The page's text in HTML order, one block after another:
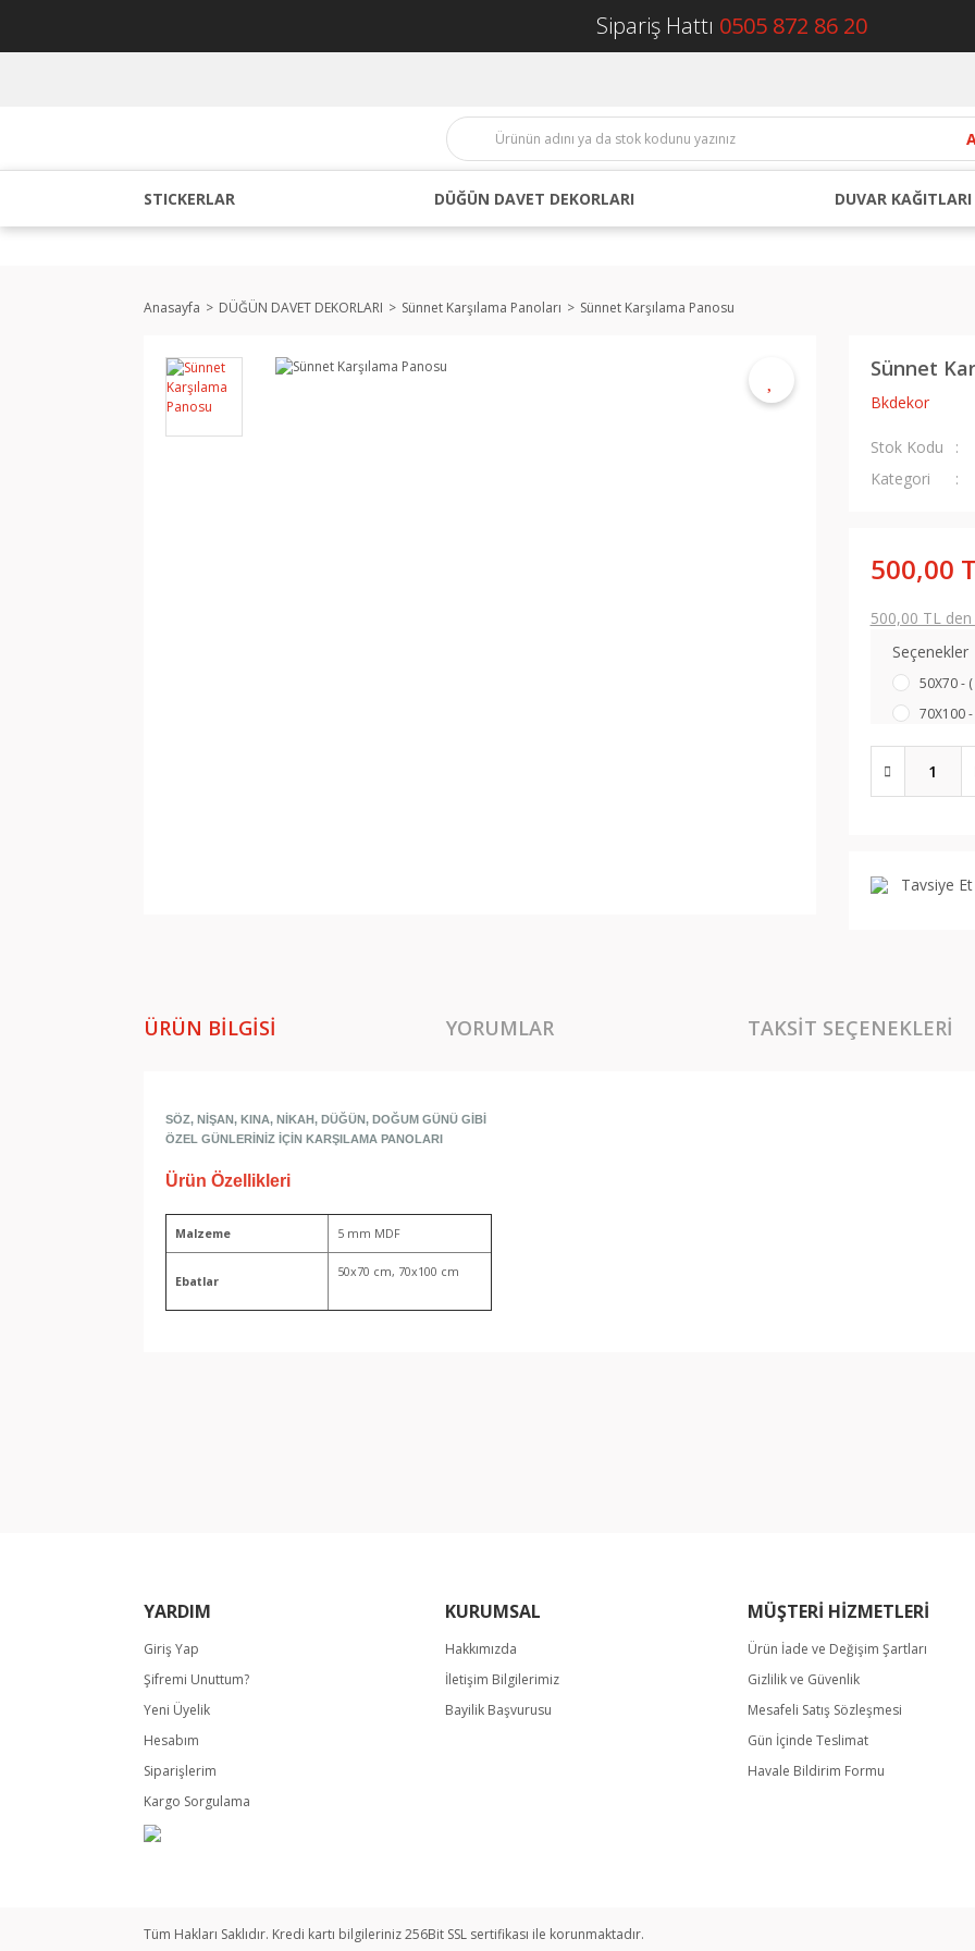
Sipariş Hattı 0505 872 86 20
STICKERLAR DÜĞÜN DAVET DEKORLARI DUVAR KAĞITLARI
Anasayfa DÜĞÜN DAVET DEKORLARI Sünnet Karşılama Panoları Sünnet Karşılama Panosu
Sünnet
Bkdekor
Stok Kodu
Kategori
500,00
500,00 TL
Seçenekler
50X70 -
70X100
Tavsiye Et
ÜRÜN BILGISI YORUMLAR TAKSIT SEÇENEKLERI
SÖZ, NİŞAN, KINA, NİKAH, DÜĞÜN, DOĞUM GÜNÜ GİBİ
ÖZEL GÜNLERİNİZ İÇİN KARŞILAMA PANOLARI
Ürün Özellikleri
Malzeme 5 mm MDF
Ebatlar
50x70 cm, 70x100 cm
YARDIM
Giriş Yap
Şifremi Unuttum?
Yeni Üyelik
Hesabım
Siparişlerim
Kargo Sorgulama
KURUMSAL
Hakkımızda
İletişim Bilgilerimiz
Bayilik Başvurusu
MÜŞTERİ HİZMETLERİ
Ürün İade ve Değişim Şartları
Gizlilik ve Güvenlik
Mesafeli Satış Sözleşmesi
Gün İçinde Teslimat
Havale Bildirim Formu
Tüm Hakları Saklıdır. Kredi kartı bilgileriniz 256Bit SSL sertifikası ile korunmaktadır.